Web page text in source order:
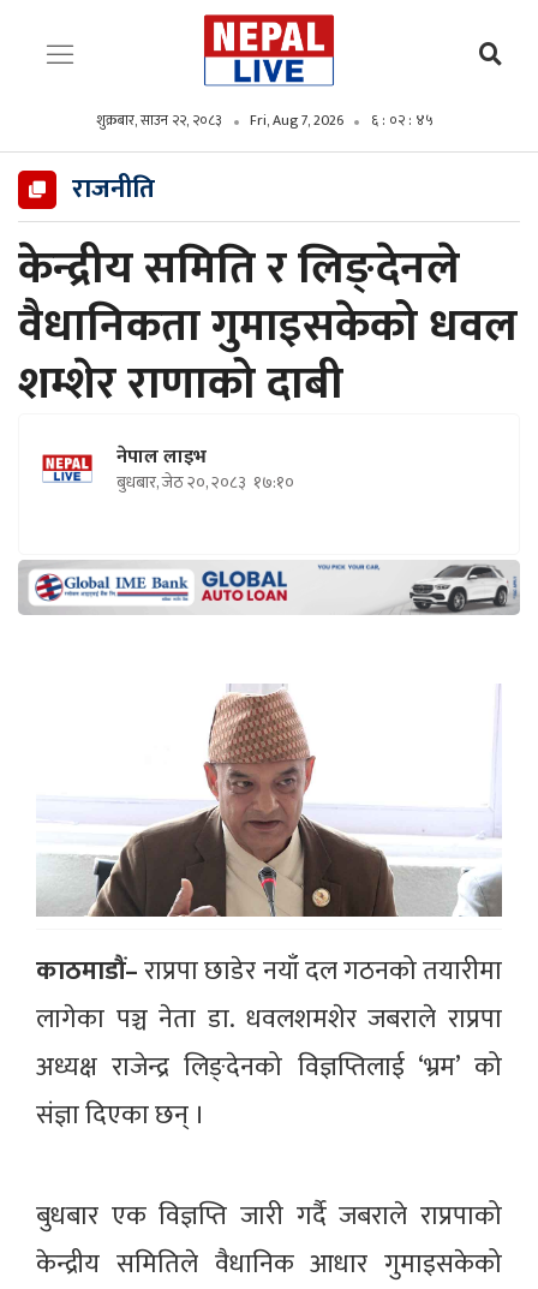
शुक्रबार, साउन २२, २०८३ Fri, Aug 7, 2026 ६ : ०२ : ४६
राजनीति
केन्द्रीय समिति र लिङ्देनले
वैधानिकता गुमाइसकेको धवल
शम्शेर राणाको दाबी
नेपाल लाइभ
बुधबार, जेठ २०, २०८३ १७:१०
काठमाडौं–राप्रपा छाडेर नयाँ दल गठनको तयारीमा
लागेका पञ्च नेता डा. धवलशमशेर जबराले राप्रपा
अध्यक्ष राजेन्द्र लिङ्देनको विज्ञप्तिलाई ‘भ्रम’ को
संज्ञा दिएका छन् ।
बुधबार एक विज्ञप्ति जारी गर्दै जबराले राप्रपाको
केन्द्रीय समितिले वैधानिक आधार गुमाइसकेको